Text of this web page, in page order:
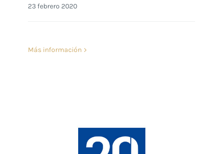
23 febrero 2020
Más información